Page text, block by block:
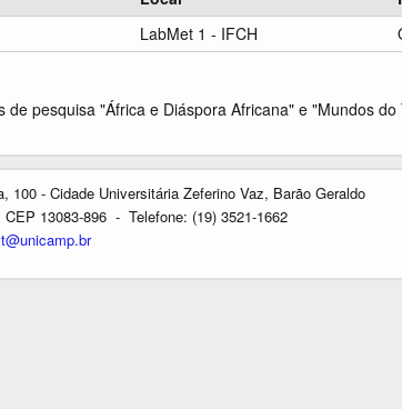
LabMet 1 - IFCH
pesquisa "África e Diáspora Africana" e "Mundos
100 - Cidade Universitária Zeferino Vaz, Barão Geraldo
13083-896 - Telefone: (19) 3521-1662